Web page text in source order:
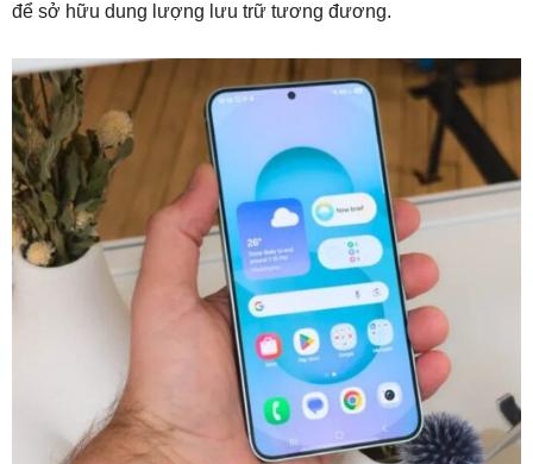
để sở hữu dung lượng lưu trữ tương đương.